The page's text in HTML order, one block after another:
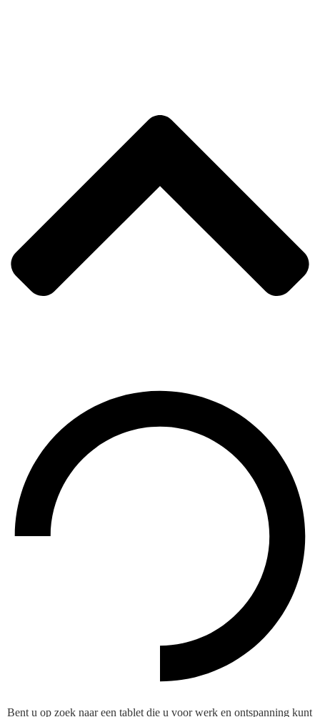
Bent u op zoek naar een tablet die u voor werk en ontspanning kunt